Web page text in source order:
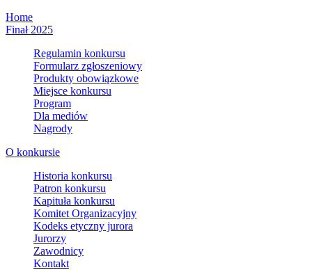
Home
Finał 2025
Regulamin konkursu
Formularz zgłoszeniowy
Produkty obowiązkowe
Miejsce konkursu
Program
Dla mediów
Nagrody
O konkursie
Historia konkursu
Patron konkursu
Kapituła konkursu
Komitet Organizacyjny
Kodeks etyczny jurora
Jurorzy
Zawodnicy
Kontakt